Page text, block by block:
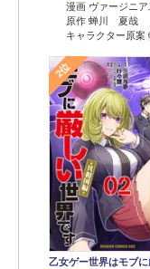
漫画 ヴァージニ
原作 蝉川 夏哉
キャラクター原案
2位
乙女ゲー世界はモブ